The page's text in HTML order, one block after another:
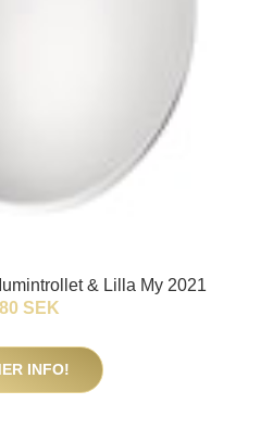
& Lilla My 2021
80 SEK
INFO!